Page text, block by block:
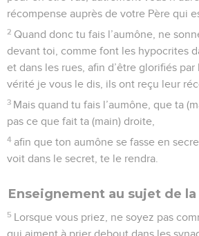
récompense auprès de votre Père qui
2 Quand donc tu fais l’aumône, ne
devant toi, comme font les hypocrites
et dans les rues, afin d’être glorifiés par
vérité je vous le dis, ils ont reçu leur
3 Mais quand tu fais l’aumône, que ta
pas ce que fait ta (main) droite,
4 afin que ton aumône se fasse en
voit dans le secret, te le rendra.
Enseignement au sujet de
5 Lorsque vous priez, ne soyez pas
qui aiment à prier debout dans les